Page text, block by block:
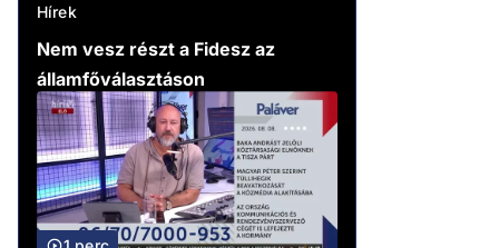
Hírek
Nem vesz részt a Fidesz az
államfőválasztáson